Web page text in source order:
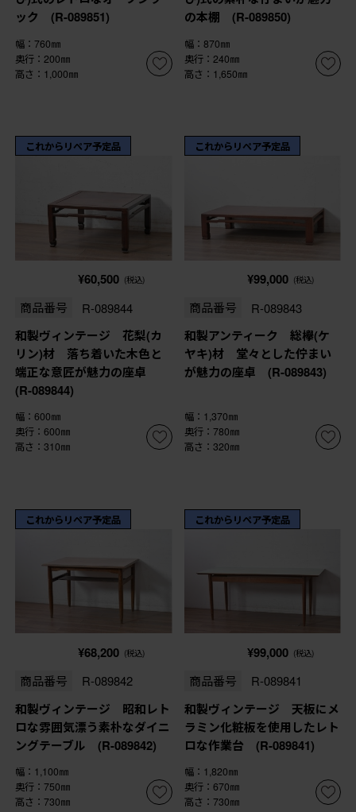
ック (R-089851)
幅：760㎜
奥行：200㎜
高さ：1,000㎜
の本棚 (R-089850)
幅：870㎜
奥行：240㎜
高さ：1,650㎜
これからリペア予定品
¥60,500 (税込)
商品番号 R-089844
和製ヴィンテージ 花梨(カ
リン)材 落ち着いた木色と
端正な意匠が魅力の座卓
(R-089844)
幅：600㎜
奥行：600㎜
高さ：310㎜
これからリペア予定品
¥99,000 (税込)
商品番号 R-089843
和製アンティーク 総欅(ケ
ヤキ)材 堂々とした佇まい
が魅力の座卓 (R-089843)
幅：1,370㎜
奥行：780㎜
高さ：320㎜
これからリペア予定品
¥68,200 (税込)
商品番号 R-089842
和製ヴィンテージ 昭和レト
ロな雰囲気漂う素朴なダイニ
ングテーブル (R-089842)
幅：1,100㎜
奥行：750㎜
高さ：730㎜
これからリペア予定品
¥99,000 (税込)
商品番号 R-089841
和製ヴィンテージ 天板にメ
ラミン化粧板を使用したレト
ロな作業台 (R-089841)
幅：1,820㎜
奥行：670㎜
高さ：730㎜